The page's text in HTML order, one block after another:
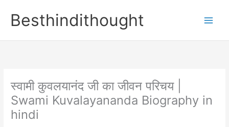
contentBesthindithought
स्वामी कुवलयानंद जी का जीवन परिचय |
Swami Kuvalayananda Biography in
hindi